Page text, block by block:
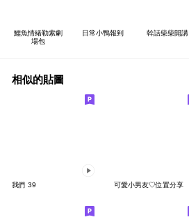
鱷魚情緒勒索劇
場包
日常小鴨報到 幹話柴柴開講
相似的貼圖
我們 39 可愛小男友♡位置分享